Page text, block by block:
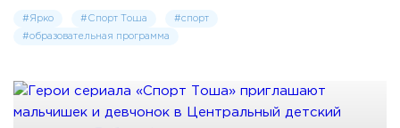
#Ярко #Спорт Тоша
#спорт
#образовательная программа